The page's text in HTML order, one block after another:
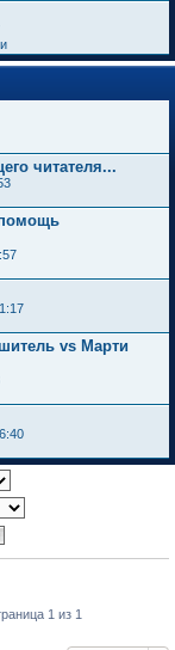
читателя...
помощь
vs Марти
1 из 1